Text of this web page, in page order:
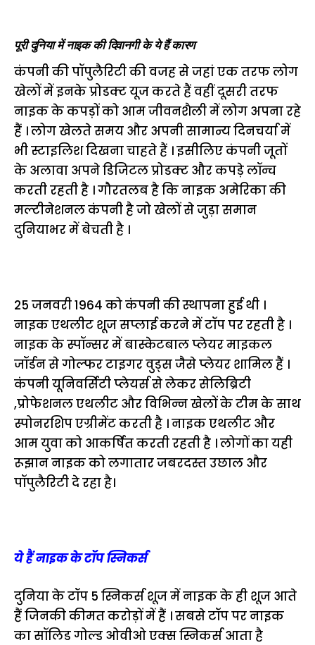
पूरी दुनिया में नाइक की दिवानगी के ये हैं कारण
कंपनी की पॉपुलैरिटी की वजह से जहां एक तरफ लोग
खेलों में इनके प्रोडक्ट यूज करते हैं वहीं दूसरी तरफ
नाइक के कपड़ों को आम जीवनशैली में लोग अपना रहे
हैं । लोग खेलते समय और अपनी सामान्य दिनचर्या में
भी स्टाइलिश दिखना चाहते हैं । इसीलिए कंपनी जूतों
के अलावा अपने डिजिटल प्रोडक्ट और कपड़े लॉन्च
करती रहती है । गौरतलब है कि नाइक अमेरिका की
मल्टीनेशनल कंपनी है जो खेलों से जुड़ा समान
दुनियाभर में बेचती है ।
25 जनवरी 1964 को कंपनी की स्थापना हुई थी ।
नाइक एथलीट शूज सप्लाई करने में टॉप पर रहती है ।
नाइक के स्पॉन्सर में बास्केटबाल प्लेयर माइकल
जॉर्डन से गोल्फर टाइगर वुड्स जैसे प्लेयर शामिल हैं ।
कंपनी यूनिवर्सिटी प्लेयर्स से लेकर सेलिब्रिटी
,प्रोफेशनल एथलीट और विभिन्न खेलों के टीम के साथ
स्पोनरशिप एग्रीमेंट करती है । नाइक एथलीट और
आम युवा को आकर्षित करती रहती है । लोगों का यही
रूझान नाइक को लगातार जबरदस्त उछाल और
पॉपुलैरिटी दे रहा है।
ये हैं नाइक के टॉप स्निकर्स
दुनिया के टॉप 5 स्निकर्स शूज में नाइक के ही शूज आते
हैं जिनकी कीमत करोड़ों में हैं । सबसे टॉप पर नाइक
का सॉलिड गोल्ड ओवीओ एक्स स्निकर्स आता है